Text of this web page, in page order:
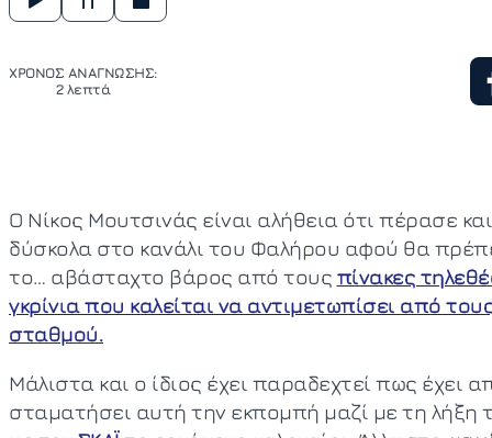
ΧΡΟΝΟΣ ΑΝΑΓΝΩΣΗΣ:
2 λεπτά
Ο Νίκος Μουτσινάς είναι αλήθεια ότι πέρασε
δύσκολα στο κανάλι του Φαλήρου αφού θα
το… αβάσταχτο βάρος από τους πίνακες
γκρίνια που καλείται να αντιμετωπίσει από
σταθμού.
Μάλιστα και ο ίδιος έχει παραδεχτεί πως έχει
σταματήσει αυτή την εκπομπή μαζί με τη λήξη